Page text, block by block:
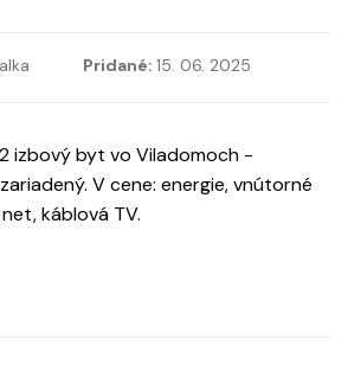
Pridané: 15. 06. 2025
izbový byt vo Viladomoch -
V cene: energie, vnútorné
káblová TV.